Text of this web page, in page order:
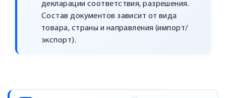
декларации соответствия, разрешения.
Состав документов зависит от вида
товара, страны и направления (импорт/
экспорт).